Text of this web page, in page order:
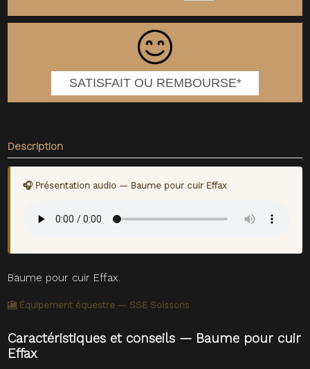
SATISFAIT OU REMBOURSE*
Description
🎧 Présentation audio — Baume pour cuir Effax
Baume pour cuir Effax.
🎦 Équipement équestre — SSE Soissons
Caractéristiques et conseils — Baume pour cuir
Effax